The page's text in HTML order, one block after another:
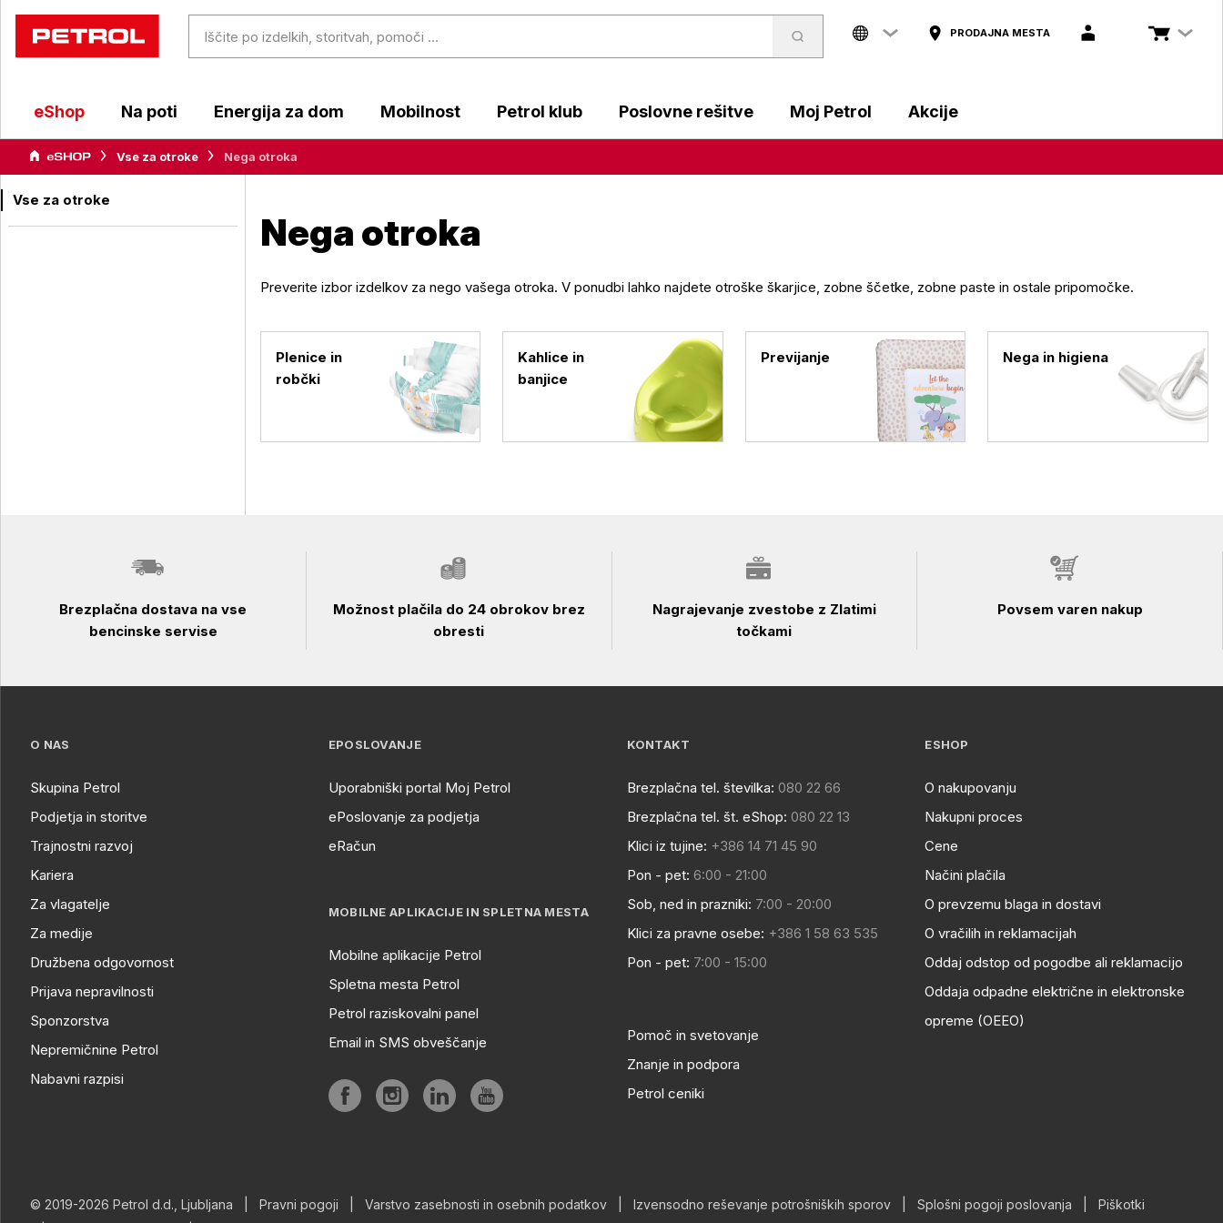
PRODAJNA MESTA
eShop Na poti Energija za dom Mobilnost Petrol klub Poslovne rešitve Moj Petrol Akcije
Vse za otroke Nega otroka
Vse za otroke
Nega otroka
Preverite izbor izdelkov za nego vašega otroka. V ponudbi lahko najdete otroške škarjice, zobne ščetke, zobne paste in ostale pripomočke.
Plenice in
robčki
Kahlice in
banjice
Previjanje Nega in higiena
Brezplačna dostava na vse
bencinske servise
Možnost plačila do 24 obrokov brez
obresti
Nagrajevanje zvestobe z Zlatimi
točkami
Povsem varen nakup
O NAS
Skupina Petrol
Podjetja in storitve
Trajnostni razvoj
Kariera
Za vlagatelje
Za medije
Družbena odgovornost
Prijava nepravilnosti
Sponzorstva
Nepremičnine Petrol
Nabavni razpisi
EPOSLOVANJE
Uporabniški portal Moj Petrol
ePoslovanje za podjetja
eRačun
MOBILNE APLIKACIJE IN SPLETNA MESTA
Mobilne aplikacije Petrol
Spletna mesta Petrol
Petrol raziskovalni panel
Email in SMS obveščanje
KONTAKT
Brezplačna tel. številka: 080 22 66
Brezplačna tel. št. eShop: 080 22 13
Klici iz tujine: +386 14 71 45 90
Pon - pet: 6:00 - 21:00
Sob, ned in prazniki: 7:00 - 20:00
Klici za pravne osebe: +386 1 58 63 535
Pon - pet: 7:00 - 15:00
Pomoč in svetovanje
Znanje in podpora
Petrol ceniki
ESHOP
O nakupovanju
Nakupni proces
Cene
Načini plačila
O prevzemu blaga in dostavi
O vračilih in reklamacijah
Oddaj odstop od pogodbe ali reklamacijo
Oddaja odpadne električne in elektronske
opreme (OEEO)
© 2019-2026 Petrol d.d., Ljubljana Pravni pogoji Varstvo zasebnosti in osebnih podatkov Izvensodno reševanje potrošniških sporov Splošni pogoji poslovanja
Piškotki